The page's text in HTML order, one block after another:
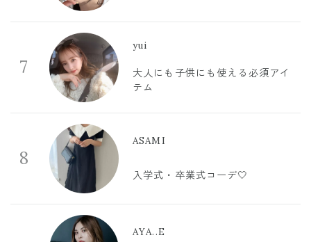
7
yui
大人にも子供にも使える必須アイ
テム
8
ASAMI
入学式・卒業式コーデ🤍
AYA..E